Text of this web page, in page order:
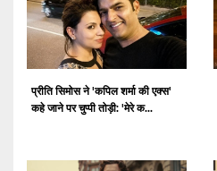
प्रीति सिमोस ने 'कपिल शर्मा की एक्स'
कहे जाने पर चुप्पी तोड़ी: 'मेरे क...